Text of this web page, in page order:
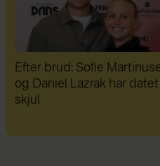
Therese Glahn blev udsat
for voldsom mobning:
"Dansen blev min redning"